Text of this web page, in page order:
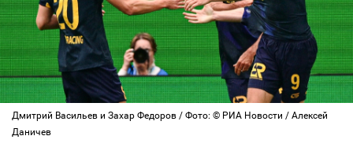
Дмитрий Васильев и Захар Федоров / Фото: © РИА Новости / Алексей
Даничев